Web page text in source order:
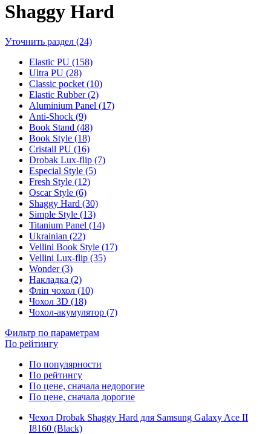
Shaggy Hard
Уточнить раздел (24)
Elastic PU (158)
Ultra PU (28)
Classic pocket (10)
Elastic Rubber (2)
Aluminium Panel (17)
Anti-Shock (9)
Book Stand (48)
Book Style (18)
Cristall PU (16)
Drobak Lux-flip (7)
Especial Style (5)
Fresh Style (12)
Oscar Style (6)
Shaggy Hard (30)
Simple Style (13)
Titanium Panel (14)
Ukrainian (22)
Vellini Book Style (17)
Vellini Lux-flip (35)
Wonder (3)
Накладка (2)
Фліп чохол (10)
Чохол 3D (18)
Чохол-акумулятор (7)
Фильтр по параметрам
По рейтингу
По популярности
По рейтингу
По цене, сначала недорогие
По цене, сначала дорогие
Чехол Drobak Shaggy Hard для Samsung Galaxy Ace II
I8160 (Black)